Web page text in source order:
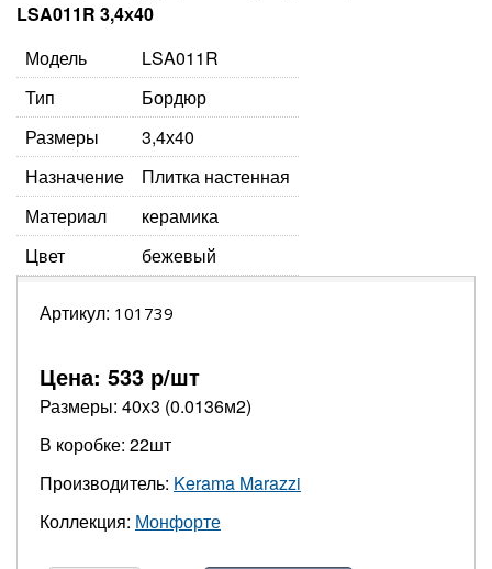
LSA011R 3,4х40
Модель
LSA011R
Тип
Бордюр
Размеры
3,4х40
Назначение
Плитка настенная
Материал
керамика
Цвет
бежевый
Артикул: 101739
Цена: 533 р/шт
Размеры: 40х3 (0.0136м2)
В коробке: 22шт
Производитель: Kerama Marazzi
Коллекция: Монфорте